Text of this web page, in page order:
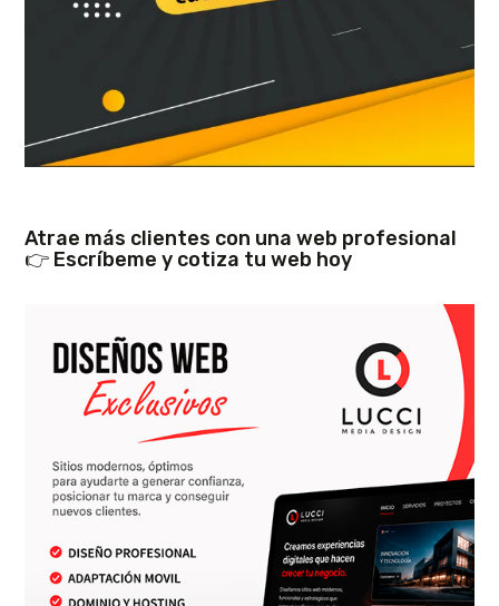
Atrae más clientes con una web profesional
👉 Escríbeme y cotiza tu web hoy